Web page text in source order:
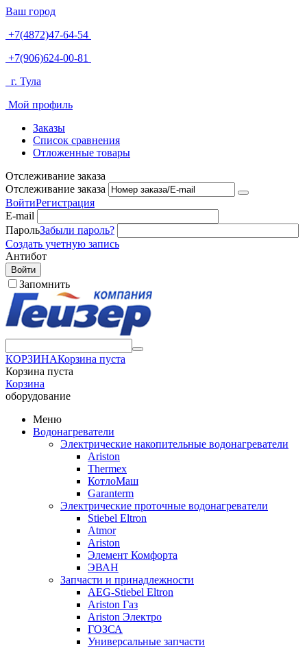
Ваш город
+7(4872)47-64-54
+7(906)624-00-81
г. Тула
Мой профиль
Заказы
Список сравнения
Отложенные товары
Отслеживание заказа
Отслеживание заказа
ВойтиРегистрация
E-mail
ПарольЗабыли пароль?
Создать учетную запись
Антибот
Войти
Запомнить
КОРЗИНАКорзина пуста
Корзина пуста
Корзина
оборудование
Меню
Водонагреватели
Электрические накопительные водонагреватели
Ariston
Thermex
КотлоМаш
Garanterm
Электрические проточные водонагреватели
Stiebel Eltron
Atmor
Ariston
Элемент Комфорта
ЭВАН
Запчасти и принадлежности
AEG-Stiebel Eltron
Ariston Газ
Ariston Электро
ГОЗСА
Универсальные запчасти